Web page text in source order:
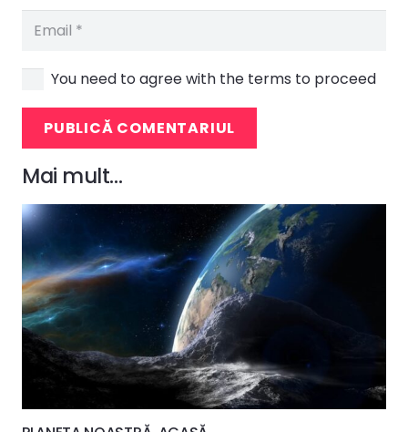
You need to agree with the terms to proceed
PUBLICĂ COMENTARIUL
Mai mult…